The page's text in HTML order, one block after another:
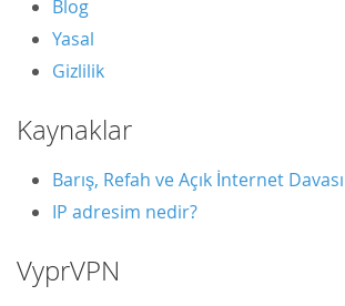
Blog
Yasal
Gizlilik
Kaynaklar
Barış, Refah ve Açık İnternet Davası
IP adresim nedir?
VyprVPN